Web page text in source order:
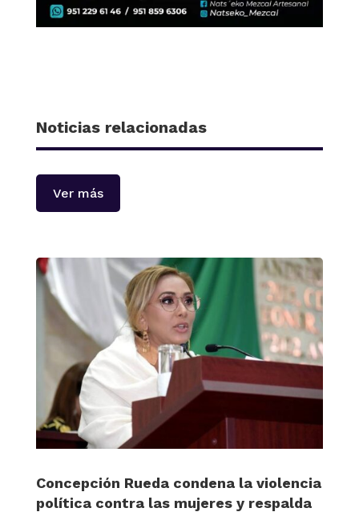
Noticias relacionadas
Ver más
Concepción Rueda condena la violencia
política contra las mujeres y respalda